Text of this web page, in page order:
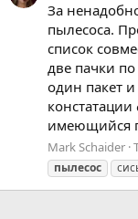
За
пылесоса.
список
две пачки
один пакет
имеющийся
Mark Schaider
пылесос